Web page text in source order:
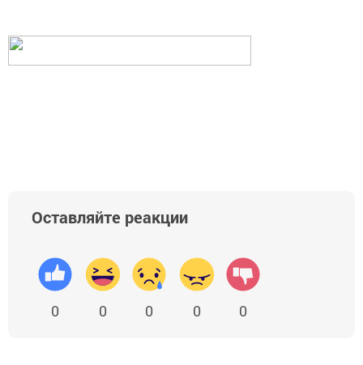
Оставляйте реакции
0 0 0 0 0